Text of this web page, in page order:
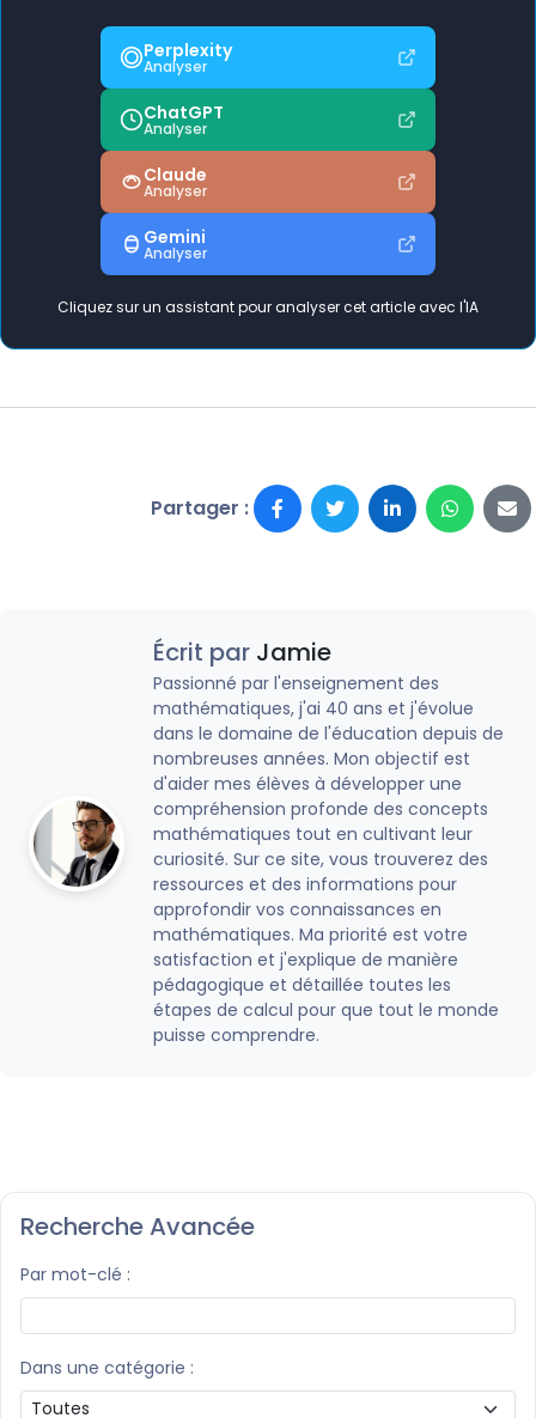
Perplexity
Analyser
ChatGPT
Analyser
Claude
Analyser
Gemini
Analyser
Cliquez sur un assistant pour analyser cet article avec l'IA
Partager :
Écrit par Jamie
Passionné par l'enseignement des
mathématiques, j'ai 40 ans et j'évolue
dans le domaine de l'éducation depuis de
nombreuses années. Mon objectif est
d'aider mes élèves à développer une
compréhension profonde des concepts
mathématiques tout en cultivant leur
curiosité. Sur ce site, vous trouverez des
ressources et des informations pour
approfondir vos connaissances en
mathématiques. Ma priorité est votre
satisfaction et j'explique de manière
pédagogique et détaillée toutes les
étapes de calcul pour que tout le monde
puisse comprendre.
Recherche Avancée
Par mot-clé :
Dans une catégorie :